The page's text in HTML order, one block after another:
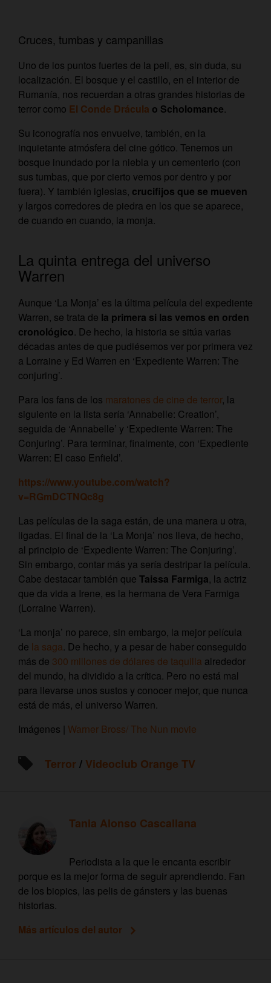
Cruces, tumbas y campanillas
Uno de los puntos fuertes de la peli, es, sin duda, su
localización. El bosque y el castillo, en el interior de
Rumanía, nos recuerdan a otras grandes historias de
terror como El Conde Drácula o Scholomance.
Su iconografía nos envuelve, también, en la
inquietante atmósfera del cine gótico. Tenemos un
bosque inundado por la niebla y un cementerio (con
sus tumbas, que por cierto vemos por dentro y por
fuera). Y también iglesias, crucifijos que se mueven
y largos corredores de piedra en los que se aparece,
de cuando en cuando, la monja.
La quinta entrega del universo
Warren
Aunque ‘La Monja’ es la última película del expediente
Warren, se trata de la primera si las vemos en orden
cronológico. De hecho, la historia se sitúa varias
décadas antes de que pudiésemos ver por primera vez
a Lorraine y Ed Warren en ‘Expediente Warren: The
conjuring’.
Para los fans de los maratones de cine de terror, la
siguiente en la lista sería ‘Annabelle: Creation’,
seguida de ‘Annabelle’ y ‘Expediente Warren: The
Conjuring’. Para terminar, finalmente, con ‘Expediente
Warren: El caso Enfield’.
https://www.youtube.com/watch?
v=RGmDCTNQc8g
Las películas de la saga están, de una manera u otra,
ligadas. El final de la ‘La Monja’ nos lleva, de hecho,
al principio de ‘Expediente Warren: The Conjuring’.
Sin embargo, contar más ya sería destripar la película.
Cabe destacar también que Taissa Farmiga, la actriz
que da vida a Irene, es la hermana de Vera Farmiga
(Lorraine Warren).
‘La monja’ no parece, sin embargo, la mejor película
de la saga. De hecho, y a pesar de haber conseguido
más de 300 millones de dólares de taquilla alrededor
del mundo, ha dividido a la crítica. Pero no está mal
para llevarse unos sustos y conocer mejor, que nunca
está de más, el universo Warren.
Imágenes | Warner Bross/ The Nun movie
Terror/ Videoclub Orange TV
Tania Alonso Cascallana
Periodista a la que le encanta escribir
porque es la mejor forma de seguir aprendiendo. Fan
de los biopics, las pelis de gánsters y las buenas
historias.
Más artículos del autor